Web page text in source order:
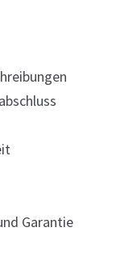
Garantie